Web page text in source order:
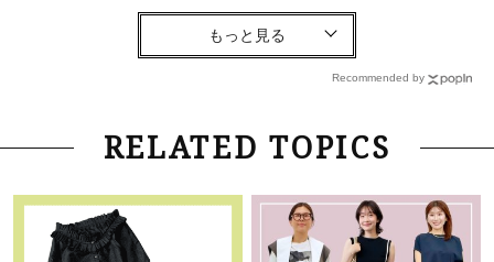
Fashion
【40代コンサバ派】白Tシャツは「パール×ゴー
Lifestyle 2026.7.29
「お若いですね」は褒め言葉？“若い＝美しい”と
ーレス連載22】
Lifestyle
Recommended by
RELATED TOPICS